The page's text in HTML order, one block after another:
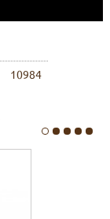
10984